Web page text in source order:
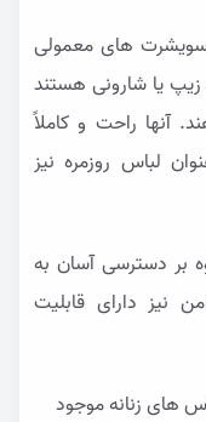
های معمولی
یا شارونی هستند
آنها راحت و کاملاً
لباس روزمره نیز
بر دسترسی آسان به
نیز دارای قابلیت
های زنانه موجود